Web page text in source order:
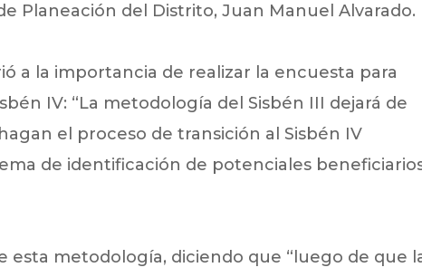
Planeación del Distrito, Juan Manuel Alvarado.
a la importancia de realizar la encuesta para
IV: “La metodología del Sisbén III dejará de
el proceso de transición al Sisbén IV
de identificación de potenciales
esta metodología, diciendo que “luego de que